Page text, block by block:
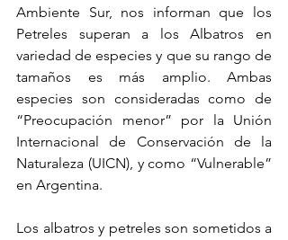
Ambiente Sur, nos informan que los
Petreles superan a los Albatros en
variedad de especies y que su rango de
tamaños es más amplio. Ambas
especies son consideradas como de
“Preocupación menor” por la Unión
Internacional de Conservación de la
Naturaleza (UICN), y como “Vulnerable”
en Argentina.
Los albatros y petreles son sometidos a